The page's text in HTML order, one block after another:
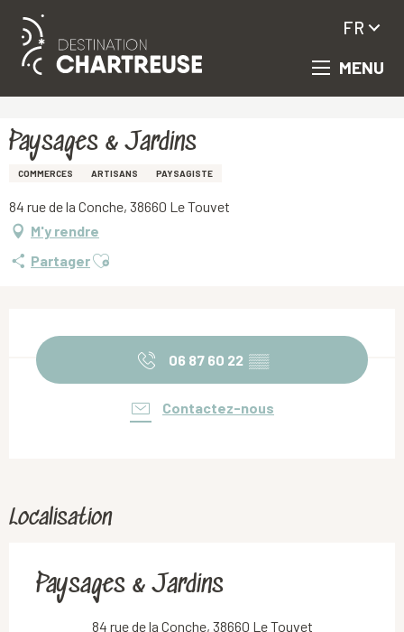
Aller
principal
MENU
FR
Paysages & Jardins
COMMERCES ARTISANS PAYSAGISTE
84 rue de la Conche, 38660 Le Touvet
M'y rendre
PartagerAjouter aux favoris
06 87 60 22 ▒▒
Contactez-nous
Localisation
Paysages & Jardins
84 rue de la Conche, 38660 Le Touvet